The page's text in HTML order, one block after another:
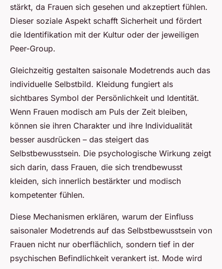
stärkt, da Frauen sich gesehen und akzeptiert fühlen.
Dieser soziale Aspekt schafft Sicherheit und fördert
die Identifikation mit der Kultur oder der jeweiligen
Peer-Group.
Gleichzeitig gestalten saisonale Modetrends auch das
individuelle Selbstbild. Kleidung fungiert als
sichtbares Symbol der Persönlichkeit und Identität.
Wenn Frauen modisch am Puls der Zeit bleiben,
können sie ihren Charakter und ihre Individualität
besser ausdrücken – das steigert das
Selbstbewusstsein. Die psychologische Wirkung zeigt
sich darin, dass Frauen, die sich trendbewusst
kleiden, sich innerlich bestärkter und modisch
kompetenter fühlen.
Diese Mechanismen erklären, warum der Einfluss
saisonaler Modetrends auf das Selbstbewusstsein von
Frauen nicht nur oberflächlich, sondern tief in der
psychischen Befindlichkeit verankert ist. Mode wird